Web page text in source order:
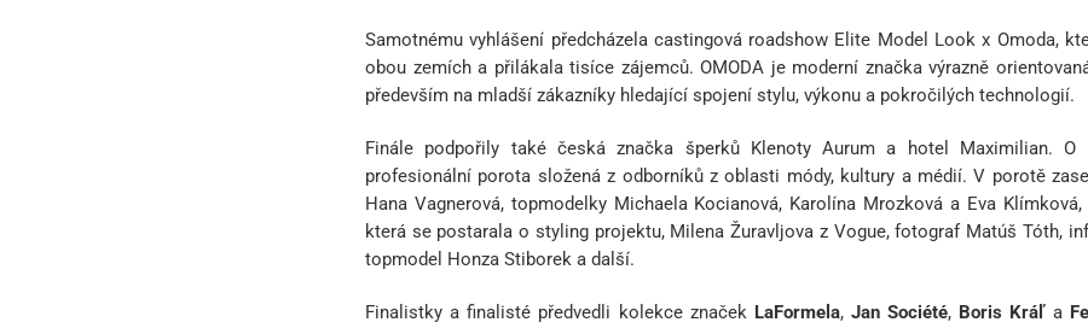
Samotnému vyhlášení předcházela castingová roadshow Elite Model Look x Omoda,
obou zemích a přilákala tisíce zájemců. OMODA je moderní značka výrazně
především na mladší zákazníky hledající spojení stylu, výkonu a pokročilých technologií.
Finále podpořily také česká značka šperků Klenoty Aurum a
hotel Maximilian. O
profesionální porota složená z odborníků z oblasti módy, kultury a médií. V porotě
Hana Vagnerová, topmodelky Michaela Kocianová, Karolína Mrozková a Eva
která se postarala o styling projektu, Milena Žuravljova z Vogue, fotograf Matúš Tóth,
topmodel Honza Stiborek a další.
Finalistky a finalisté předvedli kolekce značek LaFormela, Jan Société, Boris Kráľ a